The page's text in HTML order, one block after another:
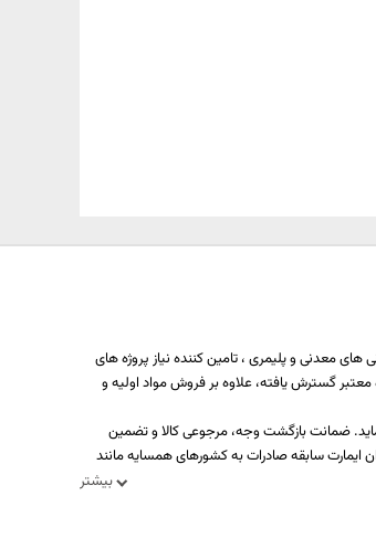
بیشتر
معدنی و پلیمری ، تامین کننده نیاز پروژه های
کننده و واردکننده معتبر گسترش یافته، علاوه بر فروش مواد اولیه و
ضمانت بازگشت وجه، مرجوعی کالا و تضمین
ایمارت سابقه صادرات به کشورهای همسایه مانند